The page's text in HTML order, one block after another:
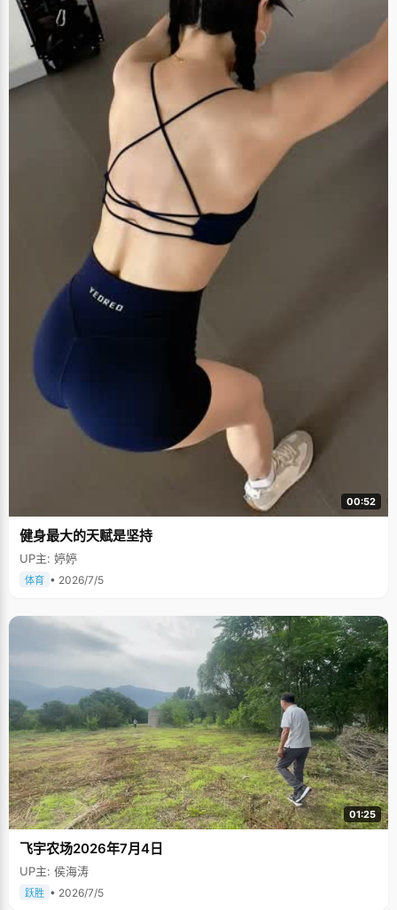
00:52
健身最大的天赋是坚持
UP主: 婷婷
体育 • 2026/7/5
01:25
飞宇农场2026年7月4日
UP主: 侯海涛
跃胜 • 2026/7/5